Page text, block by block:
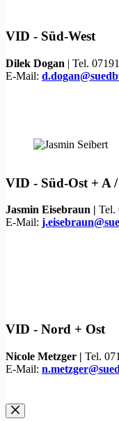
VID - Süd-West
Dilek Dogan | Tel.
E-Mail:
VID - Süd-Ost + A
Jasmin Eisebraun | Tel.
E-Mail:
VID - Nord + Ost
Nicole Metzger | Tel.
E-Mail: